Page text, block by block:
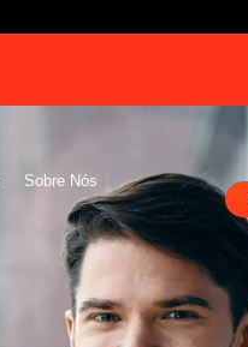
Sobre Nós